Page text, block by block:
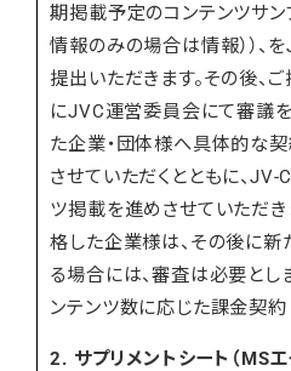
期掲載予定のコンテンツサン
情報のみの場合は情報））、
提出いただきます。その後、
にJVC運営委員会にて審議
た企業・団体様へ具体的な
させていただくとともに、
ツ掲載を進めさせていただ
格した企業様は、その後に
る場合には、審査は必要とし
ンテンツ数に応じた課金契約
2. サプリメントシート（MS